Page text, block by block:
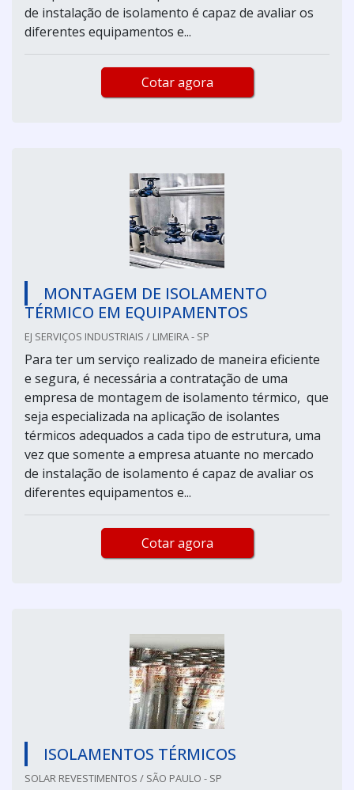
de instalação de isolamento é capaz de avaliar os
diferentes equipamentos e...
Cotar agora
MONTAGEM DE ISOLAMENTO
TÉRMICO EM EQUIPAMENTOS
EJ SERVIÇOS INDUSTRIAIS / LIMEIRA - SP
Para ter um serviço realizado de maneira eficiente
e segura, é necessária a contratação de uma
empresa de montagem de isolamento térmico, que
seja especializada na aplicação de isolantes
térmicos adequados a cada tipo de estrutura, uma
vez que somente a empresa atuante no mercado
de instalação de isolamento é capaz de avaliar os
diferentes equipamentos e...
Cotar agora
ISOLAMENTOS TÉRMICOS
SOLAR REVESTIMENTOS / SÃO PAULO - SP